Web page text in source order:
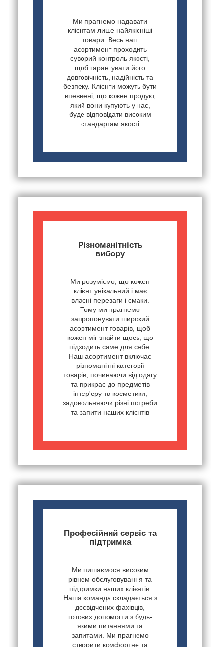
Ми прагнемо надавати
клієнтам лише найякісніші
товари. Весь наш
асортимент проходить
суворий контроль якості,
щоб гарантувати його
довговічність, надійність та
безпеку. Клієнти можуть бути
впевнені, що кожен продукт,
який вони купують у нас,
буде відповідати високим
стандартам якості
Різноманітність
вибору
Ми розуміємо, що кожен
клієнт унікальний і має
власні переваги і смаки.
Тому ми прагнемо
запропонувати широкий
асортимент товарів, щоб
кожен міг знайти щось, що
підходить саме для себе.
Наш асортимент включає
різноманітні категорії
товарів, починаючи від одягу
та прикрас до предметів
інтер'єру та косметики,
задовольняючи різні потреби
та запити наших клієнтів
Професійний сервіс та
підтримка
Ми пишаємося високим
рівнем обслуговування та
підтримки наших клієнтів.
Наша команда складається з
досвідчених фахівців,
готових допомогти з будь-
якими питаннями та
запитами. Ми прагнемо
створити комфортне та